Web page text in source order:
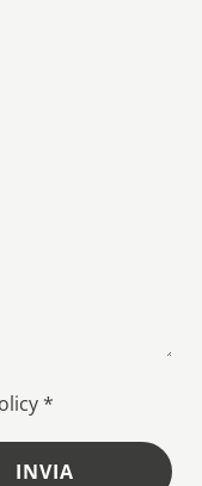
*
INVIA